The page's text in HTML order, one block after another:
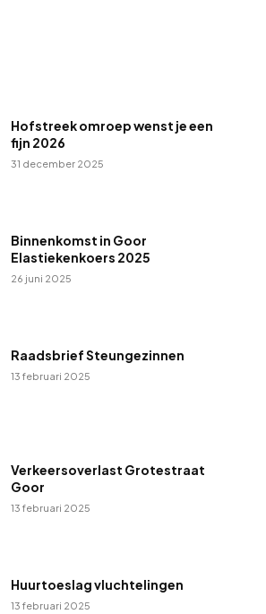
Hofstreek omroep wenst je een
fijn 2026
31 december 2025
Binnenkomst in Goor
Elastiekenkoers 2025
26 juni 2025
Raadsbrief Steungezinnen
13 februari 2025
Verkeersoverlast Grotestraat
Goor
13 februari 2025
Huurtoeslag vluchtelingen
13 februari 2025